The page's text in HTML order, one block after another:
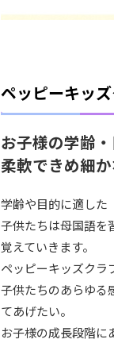
ペッピーキッ
お子様の学齢
柔軟できめ細
学齢や目的に適した
子供たちは母国語を
覚えていきます。
ペッピーキッズクラ
子供たちのあらゆる
てあげたい。
お子様の成長段階に